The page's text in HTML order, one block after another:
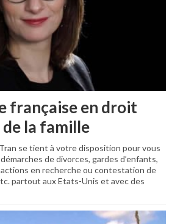
française en droit
la famille
se tient à votre disposition pour vous
de divorces, gardes d’enfants,
en recherche ou contestation de
partout aux Etats-Unis et avec des